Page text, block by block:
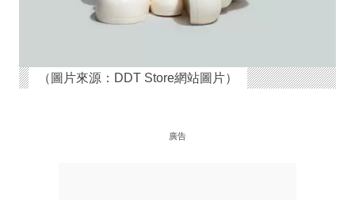
（圖片來源：DDT Store網站圖片）
廣告